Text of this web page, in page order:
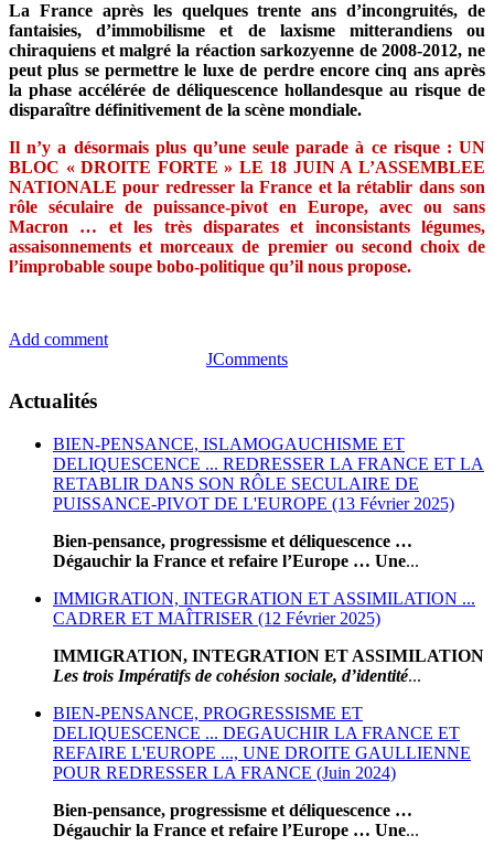
La France après les quelques trente ans d’incongruités, de
fantaisies, d’immobilisme et de laxisme mitterandiens ou
chiraquiens et malgré la réaction sarkozyenne de 2008-2012, ne
peut plus se permettre le luxe de perdre encore cinq ans après
la phase accélérée de déliquescence hollandesque au risque de
disparaître définitivement de la scène mondiale.
Il n’y a désormais plus qu’une seule parade à ce risque : UN
BLOC « DROITE FORTE » LE 18 JUIN A L’ASSEMBLEE
NATIONALE pour redresser la France et la rétablir dans son
rôle séculaire de puissance-pivot en Europe, avec ou sans
Macron … et les très disparates et inconsistants légumes,
assaisonnements et morceaux de premier ou second choix de
l’improbable soupe bobo-politique qu’il nous propose.
Add comment
JComments
Actualités
BIEN-PENSANCE, ISLAMOGAUCHISME ET
DELIQUESCENCE ... REDRESSER LA FRANCE ET LA
RETABLIR DANS SON RÔLE SECULAIRE DE
PUISSANCE-PIVOT DE L'EUROPE (13 Février 2025)
Bien-pensance, progressisme et déliquescence …
Dégauchir la France et refaire l’Europe … Une...
IMMIGRATION, INTEGRATION ET ASSIMILATION ...
CADRER ET MAÎTRISER (12 Février 2025)
IMMIGRATION, INTEGRATION ET ASSIMILATION
Les trois Impératifs de cohésion sociale, d’identité...
BIEN-PENSANCE, PROGRESSISME ET
DELIQUESCENCE ... DEGAUCHIR LA FRANCE ET
REFAIRE L'EUROPE ..., UNE DROITE GAULLIENNE
POUR REDRESSER LA FRANCE (Juin 2024)
Bien-pensance, progressisme et déliquescence …
Dégauchir la France et refaire l’Europe … Une...